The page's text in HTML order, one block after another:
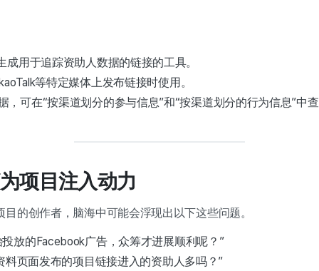
成用于追踪资助人数据的链接的工具。
等特定媒体上发布链接时使用。
，可在“按渠道划分的参与信息”和“按渠道划分的行为信息”中
项目注入动力
的创作者，脑海中可能会浮现出以下这些问题。
放的Facebook广告，众筹才进展顺利呢？”
料页面发布的项目链接进入的资助人多吗？”